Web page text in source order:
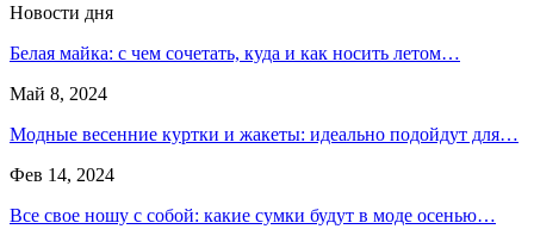
Новости дня
Белая майка: с чем сочетать, куда и как носить летом…
Май 8, 2024
Модные весенние куртки и жакеты: идеально подойдут для…
Фев 14, 2024
Все свое ношу с собой: какие сумки будут в моде осенью…